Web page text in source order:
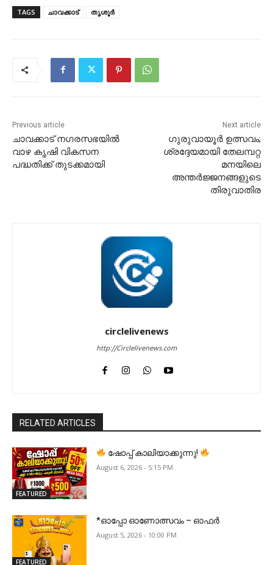
TAGS ചാവക്കാട് തൃശൂർ
Previous article
ചാവക്കാട് നഗരസഭയിൽ
വാഴ കൃഷി വികസന
പദ്ധതിക്ക് തുടക്കമായി
Next article
ഗുരുവായൂർ ഉത്സവം;
ശ്രദ്ദേയമായി തേലമ്പറ്റ
മനയിലെ
അന്തർജ്ജനങ്ങളുടെ
തിരുവാതിര
circlelivenews
http://Circlelivenews.com
RELATED ARTICLES
FEATURED
ഷോപ്പ് കാലിയാക്കുന്നു!
August 6, 2026 - 5:15 PM
FEATURED
*ഓപ്പോ ഓണോത്സവം – ഓഫർ
August 5, 2026 - 10:00 PM